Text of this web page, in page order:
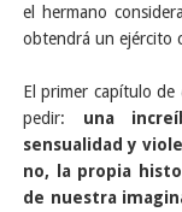
el hermano
obtendrá un ejército
El primer capítulo de
pedir: una
sensualidad y
no, la propia
de nuestra